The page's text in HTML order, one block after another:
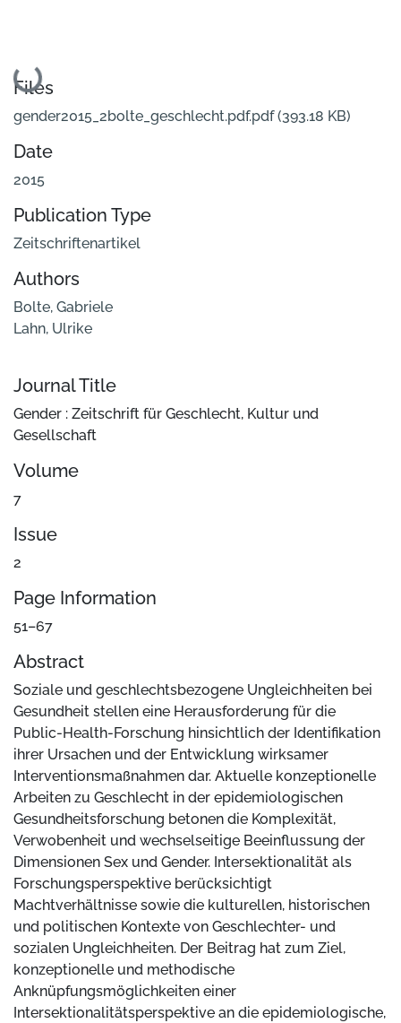
Loading...
Files
gender2015_2bolte_geschlecht.pdf.pdf(393.18 KB)
Date
2015
Publication Type
Zeitschriftenartikel
Authors
Bolte, Gabriele
Lahn, Ulrike
Journal Title
Gender : Zeitschrift für Geschlecht, Kultur und
Gesellschaft
Volume
7
Issue
2
Page Information
51–67
Abstract
Soziale und geschlechtsbezogene Ungleichheiten bei
Gesundheit stellen eine Herausforderung für die
Public-Health-Forschung hinsichtlich der Identifikation
ihrer Ursachen und der Entwicklung wirksamer
Interventionsmaßnahmen dar. Aktuelle konzeptionelle
Arbeiten zu Geschlecht in der epidemiologischen
Gesundheitsforschung betonen die Komplexität,
Verwobenheit und wechselseitige Beeinflussung der
Dimensionen Sex und Gender. Intersektionalität als
Forschungsperspektive berücksichtigt
Machtverhältnisse sowie die kulturellen, historischen
und politischen Kontexte von Geschlechter- und
sozialen Ungleichheiten. Der Beitrag hat zum Ziel,
konzeptionelle und methodische
Anknüpfungsmöglichkeiten einer
Intersektionalitätsperspektive an die epidemiologische,